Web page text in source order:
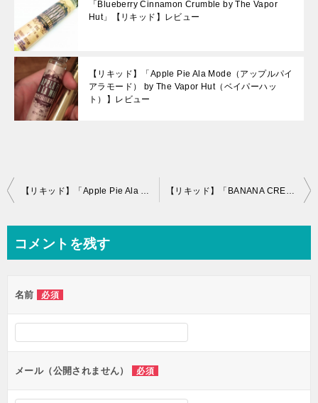
「Blueberry Cinnamon Crumble by The Vapor
Hut」【リキッド】レビュー
【リキッド】「Apple Pie Ala Mode（アップルパイ
アラモード） by The Vapor Hut（ベイパーハッ
ト）】レビュー
投
ビ
ー
シ
ョ
ン
コメントを残す
名前 必須
メール（公開されません） 必須